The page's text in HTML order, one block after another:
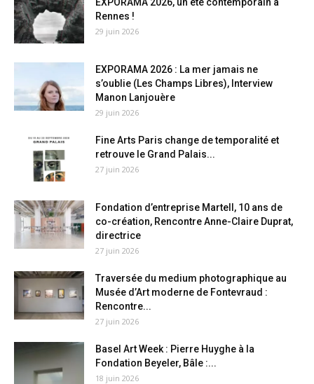
Rennes !
29 juin 2026
EXPORAMA 2026 : La mer jamais ne
s’oublie (Les Champs Libres), Interview
Manon Lanjouère
29 juin 2026
Fine Arts Paris change de temporalité et
retrouve le Grand Palais...
27 juin 2026
Fondation d’entreprise Martell, 10 ans de
co-création, Rencontre Anne-Claire Duprat,
directrice
27 juin 2026
Traversée du medium photographique au
Musée d’Art moderne de Fontevraud :
Rencontre...
27 juin 2026
Basel Art Week : Pierre Huyghe à la
Fondation Beyeler, Bâle :...
18 juin 2026